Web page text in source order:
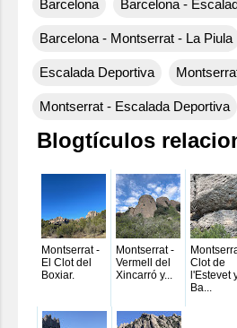
Barcelona Barcelona -
Barcelona - Montserrat - La Piula
Escalada Deportiva
Montserrat - Escalada Deportiva
Blogtículos
Montserrat -
El Clot del
Boxiar.
Montserrat -
Vermell del
Xincarró y...
Clot de
l'Estevet
Ba...